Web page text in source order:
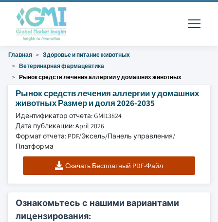
Главная
Здоровье и питание животных
Ветеринарная фармацевтика
Рынок средств лечения аллергии у домашних животных
Рынок средств лечения аллергии у домашних
животных Размер и доля 2026-2035
Идентификатор отчета: GMI13824
Дата публикации: April 2026
Формат отчета: PDF/Эксель/Панель управления/
Платформа
Скачать Бесплатный PDF-Файл
Ознакомьтесь с нашими вариантами
лицензирования: